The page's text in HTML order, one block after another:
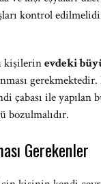
kontrol
kişilerinevdeki
çabası ile yapılan
bozulmalıdır.
Gerekenler